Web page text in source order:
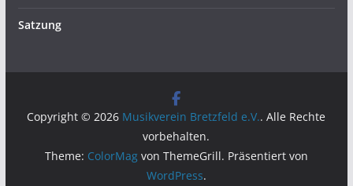
Satzung
Copyright © 2026 Musikverein Bretzfeld e.V.. Alle Rechte
vorbehalten.
Theme: ColorMagvon ThemeGrill. Präsentiert von
WordPress.